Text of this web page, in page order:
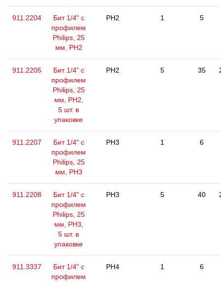
911.2204
Бит 1/4" с
профилем
Philips, 25
мм, РН2
PH2 1 5
911.2205
Бит 1/4" с
профилем
Philips, 25
мм, РН2,
5 шт. в
упаковке
PH2 5 35
911.2207
Бит 1/4" с
профилем
Philips, 25
мм, РН3
PH3 1 6
911.2208
Бит 1/4" с
профилем
Philips, 25
мм, РН3,
5 шт. в
упаковке
PH3 5 40
911.3337
Бит 1/4" с
профилем
PH4 1 6